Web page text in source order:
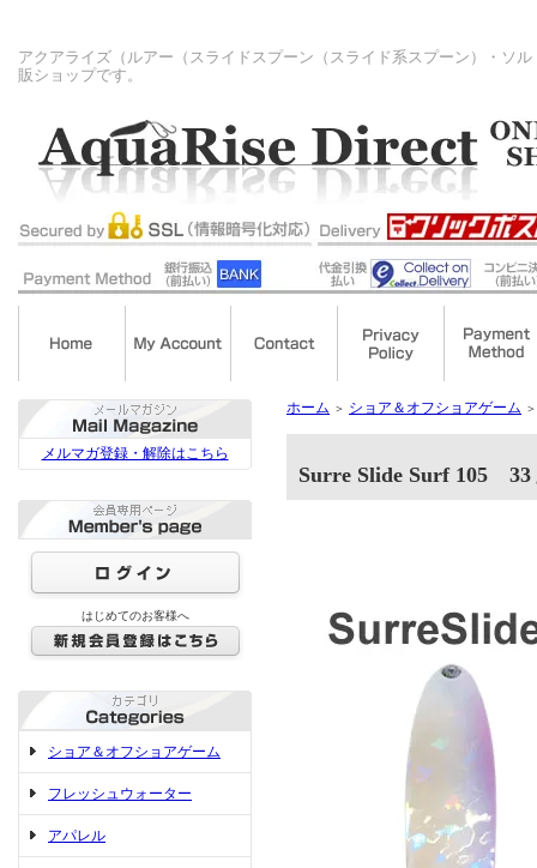
アクアライズ（ルアー（スライドスプーン（スライド系スプーン）・ソ
販ショップです。
メルマガ登録・解除はこちら
はじめてのお客様へ
ショア＆オフショアゲーム
フレッシュウォーター
アパレル
ホーム ＞ ショア＆オフショアゲーム ＞
Surre Slide Surf 105